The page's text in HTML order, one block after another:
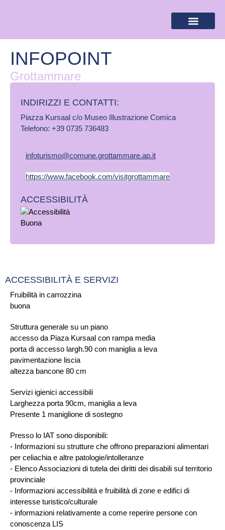
INFOPOINT
Grottammare
INDIRIZZI E CONTATTI:​
Piazza Kursaal c/o Museo Illustrazione Comica
Telefono: +39 0735 736483
infoturismo@comune.grottammare.ap.it
https://www.facebook.com/visitgrottammare
ACCESSIBILITÀ
Fruibilità in carrozzina
buona
Struttura generale su un piano
accesso da Piaza Kursaal con rampa media
porta di accesso largh.90 con maniglia a leva
pavimentazione liscia
altezza bancone 80 cm
Servizi igienici accessibili
Larghezza porta 90cm, maniglia a leva
Presente 1 maniglione di sostegno
Presso lo IAT sono disponibili:
- Informazioni su strutture che offrono preparazioni alimentari
per celiachia e altre patologie/intolleranze
- Elenco Associazioni di tutela dei diritti dei disabili sul territorio
provinciale
- Informazioni accessibilità e fruibilità di zone e edifici di
interesse turistico/culturale
- informazioni relativamente a come reperire persone con
conoscenza LIS
ACCESSIBILITÀ E SERVIZI